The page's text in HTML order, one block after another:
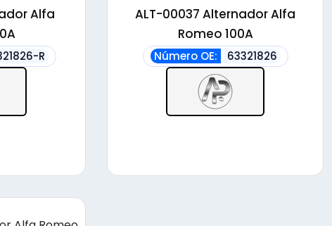
Alfa
R
ALT-00037 Alternador Alfa
Romeo 100A
Número OE: 63321826